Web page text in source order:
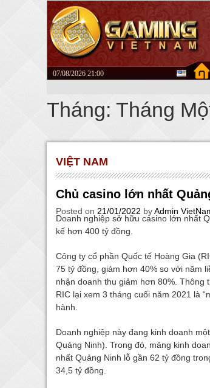
07/08/2026 21:00
Tháng: Tháng
VIỆT NAM
Chủ casino lớn nhất
Posted on 21/01/2022 byAdmin
Doanh nghiệp sở hữu casino lớn nhất
kế hơn 400 tỷ đồng.
Công ty cổ phần Quốc tế Hoàng Gia
75 tỷ đồng, giảm hơn 40% so với năm
nhận doanh thu giảm hơn 80%. Thông
RIC lại xem 3 tháng cuối năm 2021 là
hành.
Doanh nghiệp này đang kinh doanh
Quảng Ninh). Trong đó, mảng kinh
nhất Quảng Ninh lỗ gần 62 tỷ đồng
34,5 tỷ đồng.